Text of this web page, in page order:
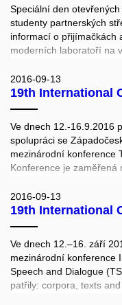
Speciální den
studenty partnerských
informací o přijímačkách
moderních laboratoří na
Paradise - objev
programování. Ateliér
oklamat virtuální
vozítka na druhé straně
– získej tipy na zábavné
2016-09-13
19th International Conference
Ve dnech 12.-16.9.2016
spolupráci se
mezinárodní konference
Konference je
předcházel jednodenní
Language Resources
2016-09-13
19th International
Ve dnech 12.–16. září
mezinárodní konference
Speech and Dialogue
patřily: corpora, texts